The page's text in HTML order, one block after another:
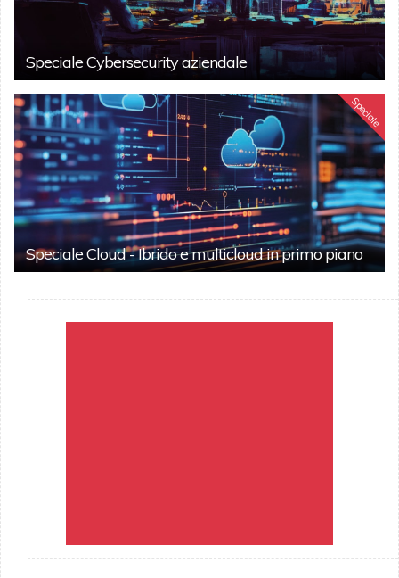
Speciale Cybersecurity aziendale
Speciale
Speciale Cloud - Ibrido e multicloud in primo piano